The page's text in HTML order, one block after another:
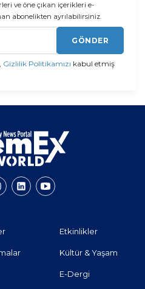
ve öne çıkan içerikleri e-
abonelikten ayrılabilirsiniz.
GÖNDER
Gizlilik Politikamızı kabul etmiş
Etkinlikler
Kültür & Yaşam
E-Dergi